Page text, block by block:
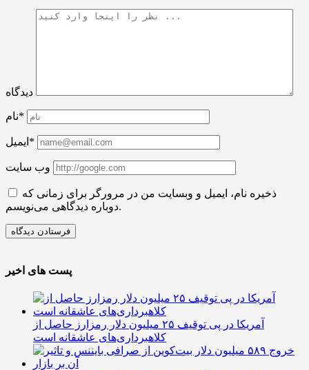
دیدگاه
نام*
ایمیل*
وب سایت
ذخیره نام، ایمیل و وبسایت من در مرورگر برای زمانی که
دوباره دیدگاهی می‌نویسم.
پست های اخیر
آمریکا در پی توقیف ۲۵ میلیون دلار رمزارز حاصل از
کلاهبرداری‌های عاشقانه است